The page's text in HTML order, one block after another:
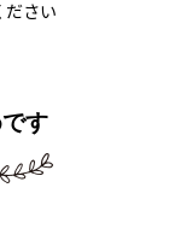
ださい
す